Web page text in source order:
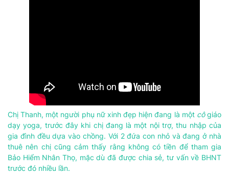
Chị Thanh, một người phụ nữ xinh đẹp hiện đang là mộtcôgiáo
dạy yoga, trước đây khi chị đang là một nội trợ, thu nhập của
gia đình đều dựa vào chồng. Với 2 đứa con nhỏ và đang ở nhà
thuê nên chị cũng cảm thấy rằng không có tiền để tham gia
Bảo Hiểm Nhân Thọ, mặc dù đã được chia sẻ, tư vấn về BHNT
trước đó nhiều lần.